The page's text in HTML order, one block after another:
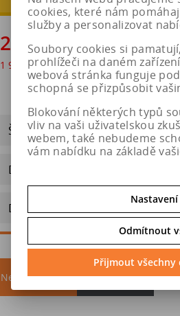
2 403 Kč
1 986 Kč bez DPH


ŠTÍTEK EU
Dotaz na výrobek
Doporučit výrobek
Nejprodávanější akce
cookies, které nám
služby a personalizovat
Soubory cookies si
prohlížeči na daném
webová stránka funguje
schopná se přizpůsobit
Blokování některých typů
vliv na vaši uživatelskou
webem, také nebudeme
vám nabídku na základě
Nastavení
Odmítnout
Přijmout všechny